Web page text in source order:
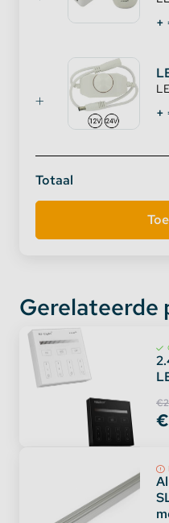
+
+
Totaal
Gerelateerde